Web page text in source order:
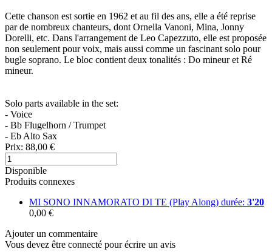
Cette chanson est sortie en 1962 et au fil des ans, elle a été reprise
par de nombreux chanteurs, dont Ornella Vanoni, Mina, Jonny
Dorelli, etc. Dans l'arrangement de Leo Capezzuto, elle est proposée
non seulement pour voix, mais aussi comme un fascinant solo pour
bugle soprano. Le bloc contient deux tonalités : Do mineur et Ré
mineur.
Solo parts available in the set:
- Voice
- Bb Flugelhorn / Trumpet
- Eb Alto Sax
Prix: 88,00 €
Disponible
Produits connexes
MI SONO INNAMORATO DI TE (Play Along) durée: 3'20
0,00 €
Ajouter un commentaire
Vous devez être connecté pour écrire un avis